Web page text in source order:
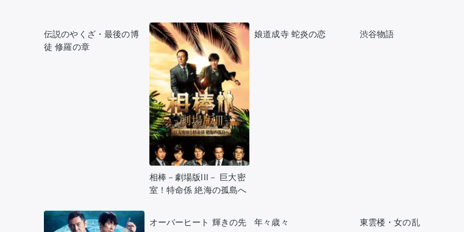
伝説のやくざ・最後の博
徒 修羅の章
相棒－劇場版III－ 巨大密
室！特命係 絶海の孤島へ
娘道成寺 蛇炎の恋 渋谷物語
オーバーヒート 輝きの先
年々歳々 東雲楼・女の乱